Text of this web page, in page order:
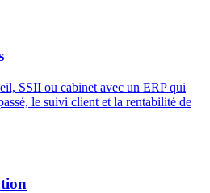
SSII ou cabinet avec un ERP qui
le suivi client et la rentabilité de